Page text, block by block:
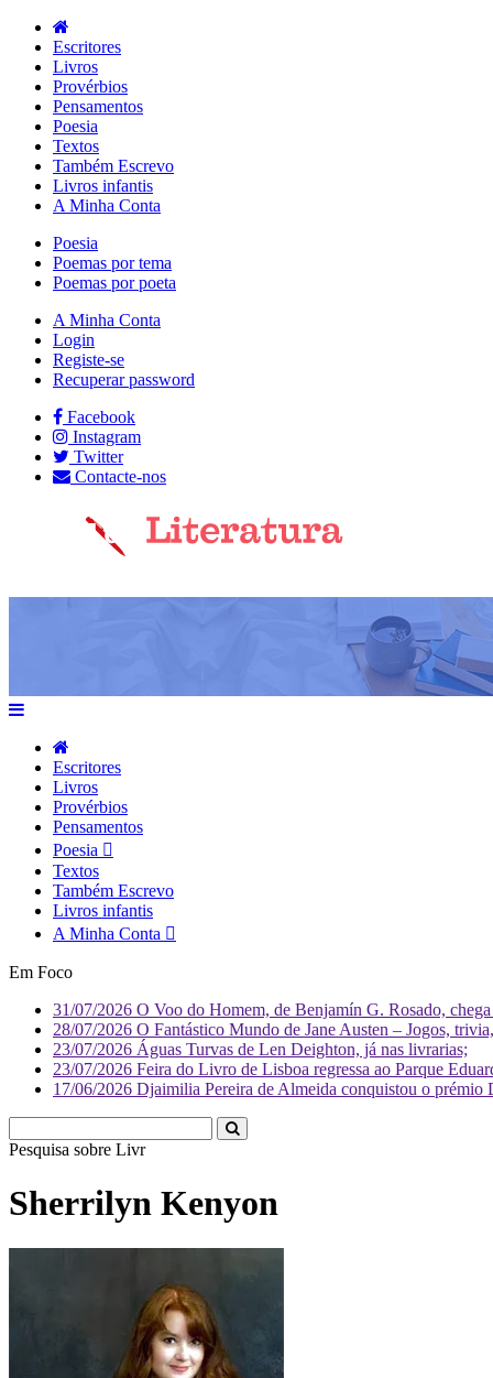
Escritores
Livros
Provérbios
Pensamentos
Poesia
Textos
Também Escrevo
Livros infantis
A Minha Conta
Poesia
Poemas por tema
Poemas por poeta
A Minha Conta
Login
Registe-se
Recuperar password
Facebook
Instagram
Twitter
Contacte-nos
Escritores
Livros
Provérbios
Pensamentos
Poesia
Textos
Também Escrevo
Livros infantis
A Minha Conta
Em Foco
31/07/2026 O Voo do Homem, de Benjamín G. Rosado,
28/07/2026 O Fantástico Mundo de Jane Austen – Jogos,
23/07/2026 Águas Turvas de Len Deighton, já nas livrarias;
23/07/2026 Feira do Livro de Lisboa regressa ao Parque
17/06/2026 Djaimilia Pereira de Almeida conquistou o
Pesquisa sobre Literatura
Sherrilyn Kenyon